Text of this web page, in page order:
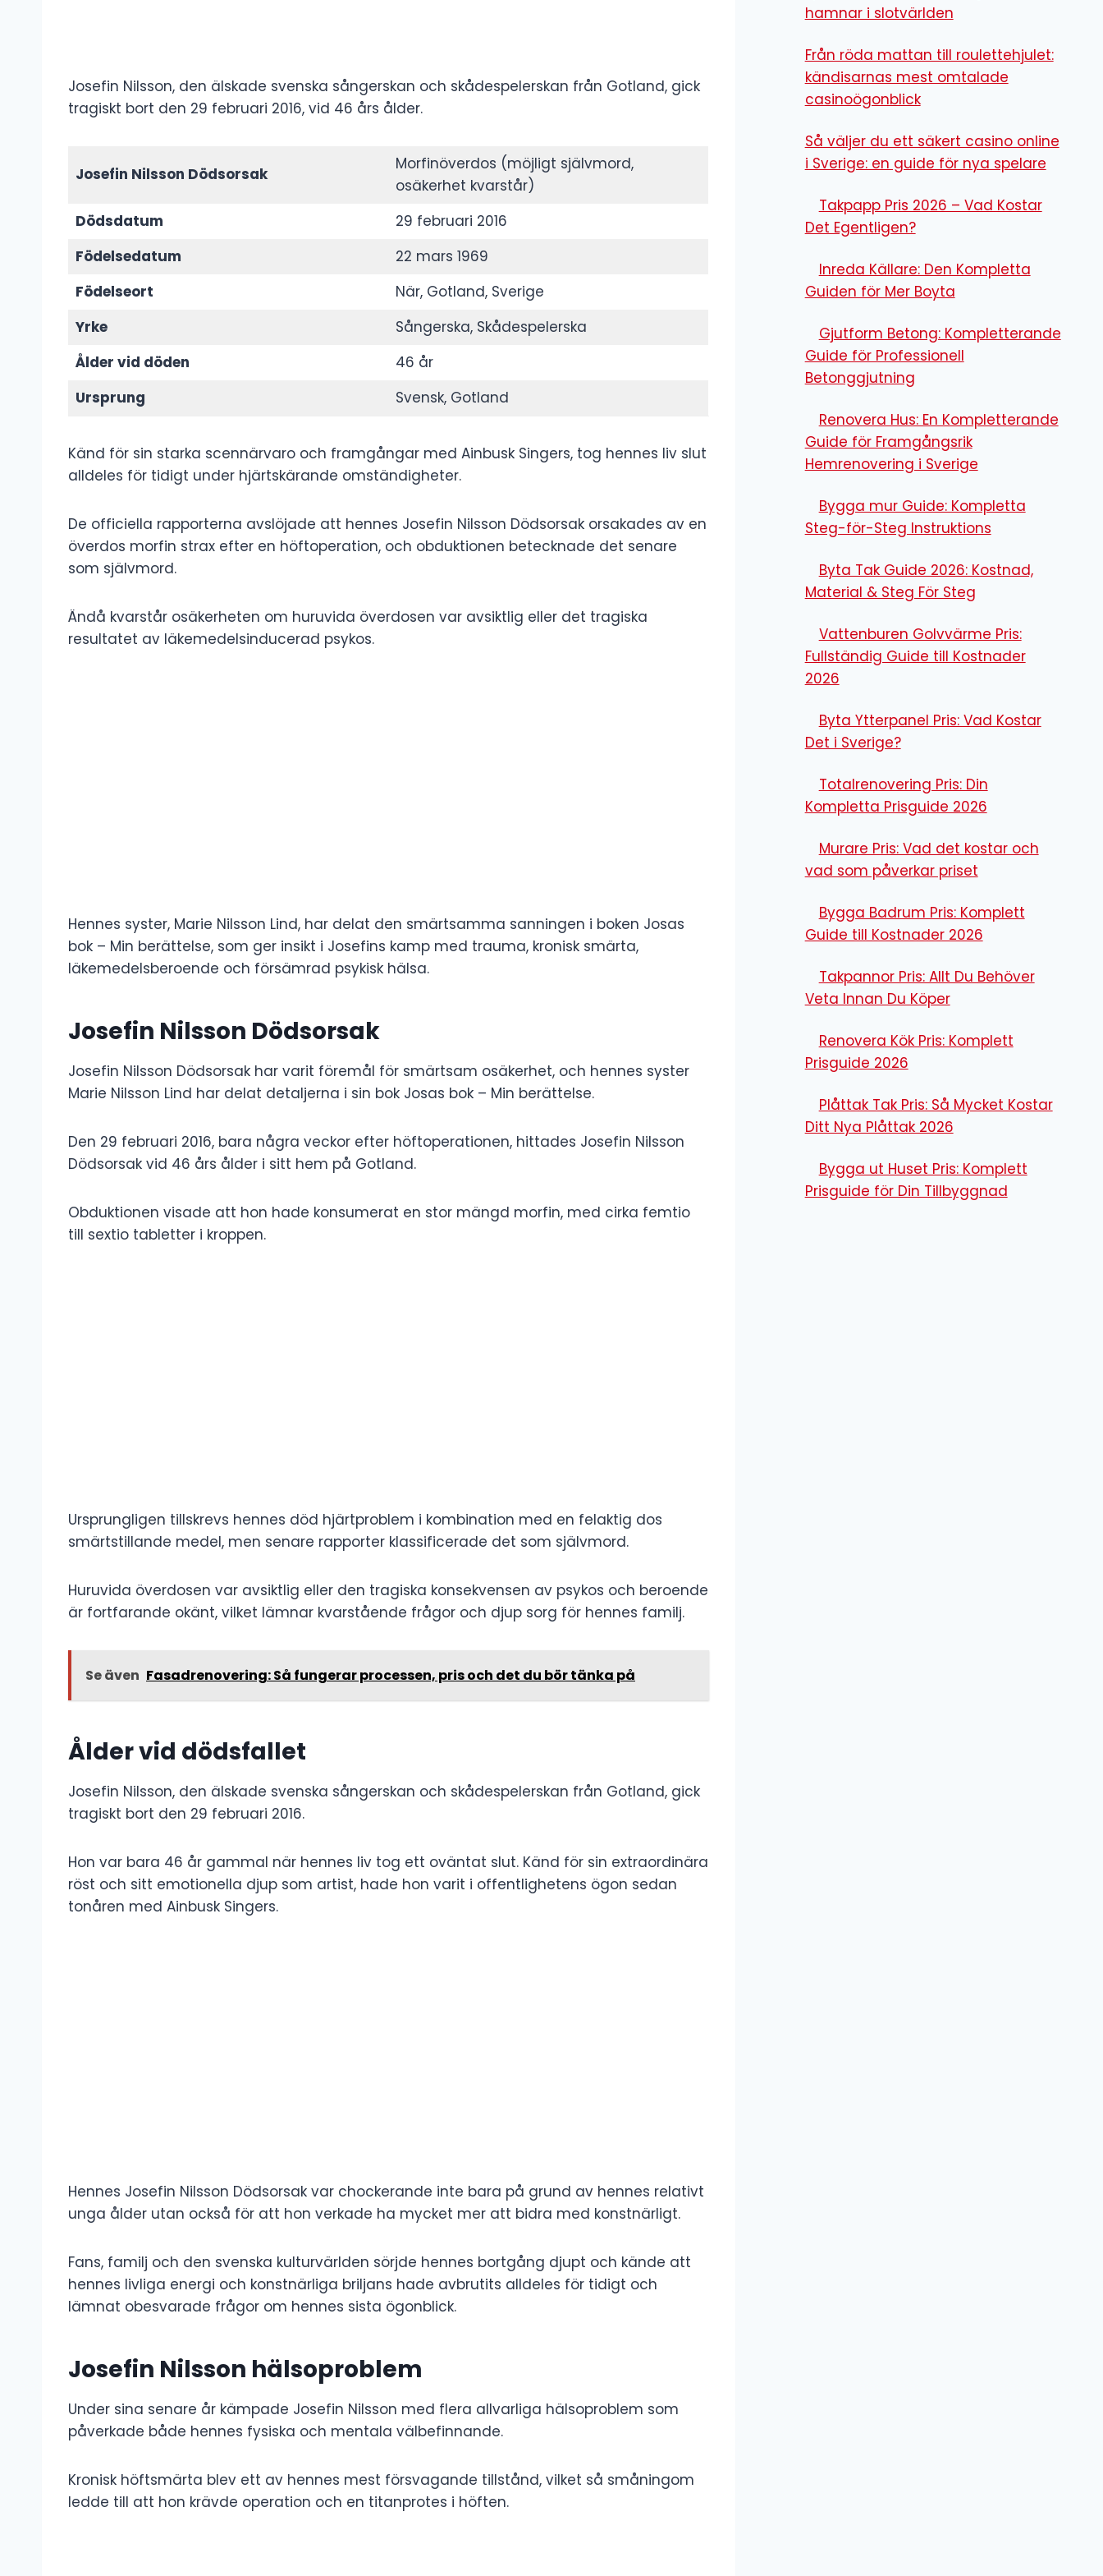
Josefin Nilsson, den älskade svenska sångerskan och skådespelerskan från Gotland, gick
tragiskt bort den 29 februari 2016, vid 46 års ålder.
Josefin Nilsson Dödsorsak
Morfinöverdos (möjligt självmord,
osäkerhet kvarstår)
Dödsdatum
29 februari 2016
Födelsedatum
22 mars 1969
Födelseort
När, Gotland, Sverige
Yrke
Sångerska, Skådespelerska
Ålder vid döden
46 år
Ursprung
Svensk, Gotland
Känd för sin starka scennärvaro och framgångar med Ainbusk Singers, tog hennes liv slut
alldeles för tidigt under hjärtskärande omständigheter.
De officiella rapporterna avslöjade att hennes Josefin Nilsson Dödsorsak orsakades av en
överdos morfin strax efter en höftoperation, och obduktionen betecknade det senare
som självmord.
Ändå kvarstår osäkerheten om huruvida överdosen var avsiktlig eller det tragiska
resultatet av läkemedelsinducerad psykos.
Hennes syster, Marie Nilsson Lind, har delat den smärtsamma sanningen i boken Josas
bok – Min berättelse, som ger insikt i Josefins kamp med trauma, kronisk smärta,
läkemedelsberoende och försämrad psykisk hälsa.
Josefin Nilsson Dödsorsak
Josefin Nilsson Dödsorsak har varit föremål för smärtsam osäkerhet, och hennes syster
Marie Nilsson Lind har delat detaljerna i sin bok Josas bok – Min berättelse.
Den 29 februari 2016, bara några veckor efter höftoperationen, hittades Josefin Nilsson
Dödsorsak vid 46 års ålder i sitt hem på Gotland.
Obduktionen visade att hon hade konsumerat en stor mängd morfin, med cirka femtio
till sextio tabletter i kroppen.
Ursprungligen tillskrevs hennes död hjärtproblem i kombination med en felaktig dos
smärtstillande medel, men senare rapporter klassificerade det som självmord.
Huruvida överdosen var avsiktlig eller den tragiska konsekvensen av psykos och beroende
är fortfarande okänt, vilket lämnar kvarstående frågor och djup sorg för hennes familj.
Se även Fasadrenovering: Så fungerar processen, pris och det du bör tänka på
Ålder vid dödsfallet
Josefin Nilsson, den älskade svenska sångerskan och skådespelerskan från Gotland, gick
tragiskt bort den 29 februari 2016.
Hon var bara 46 år gammal när hennes liv tog ett oväntat slut. Känd för sin extraordinära
röst och sitt emotionella djup som artist, hade hon varit i offentlighetens ögon sedan
tonåren med Ainbusk Singers.
Hennes Josefin Nilsson Dödsorsak var chockerande inte bara på grund av hennes relativt
unga ålder utan också för att hon verkade ha mycket mer att bidra med konstnärligt.
Fans, familj och den svenska kulturvärlden sörjde hennes bortgång djupt och kände att
hennes livliga energi och konstnärliga briljans hade avbrutits alldeles för tidigt och
lämnat obesvarade frågor om hennes sista ögonblick.
Josefin Nilsson hälsoproblem
Under sina senare år kämpade Josefin Nilsson med flera allvarliga hälsoproblem som
påverkade både hennes fysiska och mentala välbefinnande.
Kronisk höftsmärta blev ett av hennes mest försvagande tillstånd, vilket så småningom
ledde till att hon krävde operation och en titanprotes i höften.
hamnar i slotvärlden
Från röda mattan till roulettehjulet:
kändisarnas mest omtalade
casinoögonblick
Så väljer du ett säkert casino online
i Sverige: en guide för nya spelare
Takpapp Pris 2026 – Vad Kostar
Det Egentligen?
Inreda Källare: Den Kompletta
Guiden för Mer Boyta
Gjutform Betong: Kompletterande
Guide för Professionell
Betonggjutning
Renovera Hus: En Kompletterande
Guide för Framgångsrik
Hemrenovering i Sverige
Bygga mur Guide: Kompletta
Steg-för-Steg Instruktions
Byta Tak Guide 2026: Kostnad,
Material & Steg För Steg
Vattenburen Golvvärme Pris:
Fullständig Guide till Kostnader
2026
Byta Ytterpanel Pris: Vad Kostar
Det i Sverige?
Totalrenovering Pris: Din
Kompletta Prisguide 2026
Murare Pris: Vad det kostar och
vad som påverkar priset
Bygga Badrum Pris: Komplett
Guide till Kostnader 2026
Takpannor Pris: Allt Du Behöver
Veta Innan Du Köper
Renovera Kök Pris: Komplett
Prisguide 2026
Plåttak Tak Pris: Så Mycket Kostar
Ditt Nya Plåttak 2026
Bygga ut Huset Pris: Komplett
Prisguide för Din Tillbyggnad